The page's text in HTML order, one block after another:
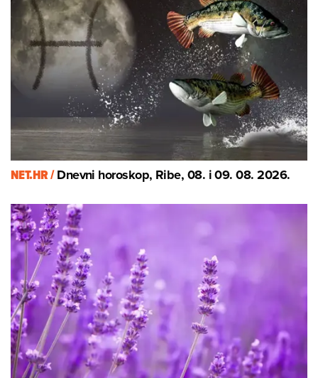
NET.HR /Dnevni horoskop, Ribe, 08. i 09. 08. 2026.